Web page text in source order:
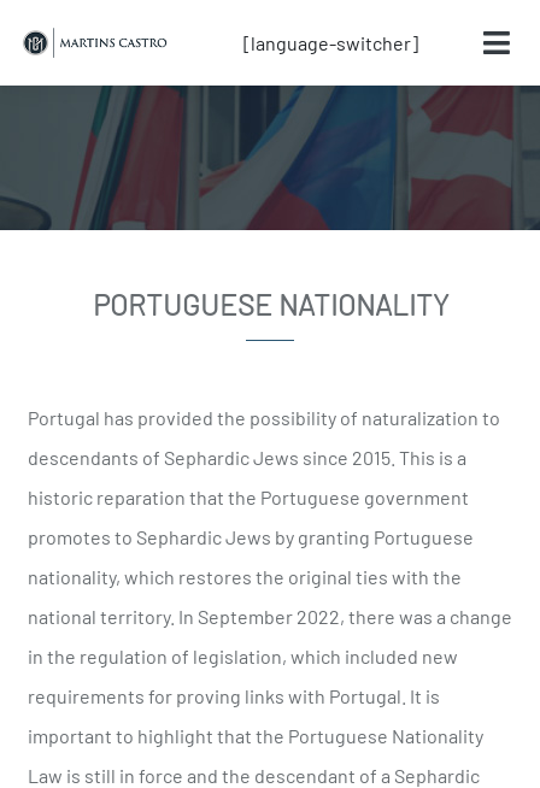
[language-switcher]
PORTUGUESE NATIONALITY
Portugal has provided the possibility of naturalization to
descendants of Sephardic Jews since 2015. This is a
historic reparation that the Portuguese government
promotes to Sephardic Jews by granting Portuguese
nationality, which restores the original ties with the
national territory. In September 2022, there was a change
in the regulation of legislation, which included new
requirements for proving links with Portugal. It is
important to highlight that the Portuguese Nationality
Law is still in force and the descendant of a Sephardic